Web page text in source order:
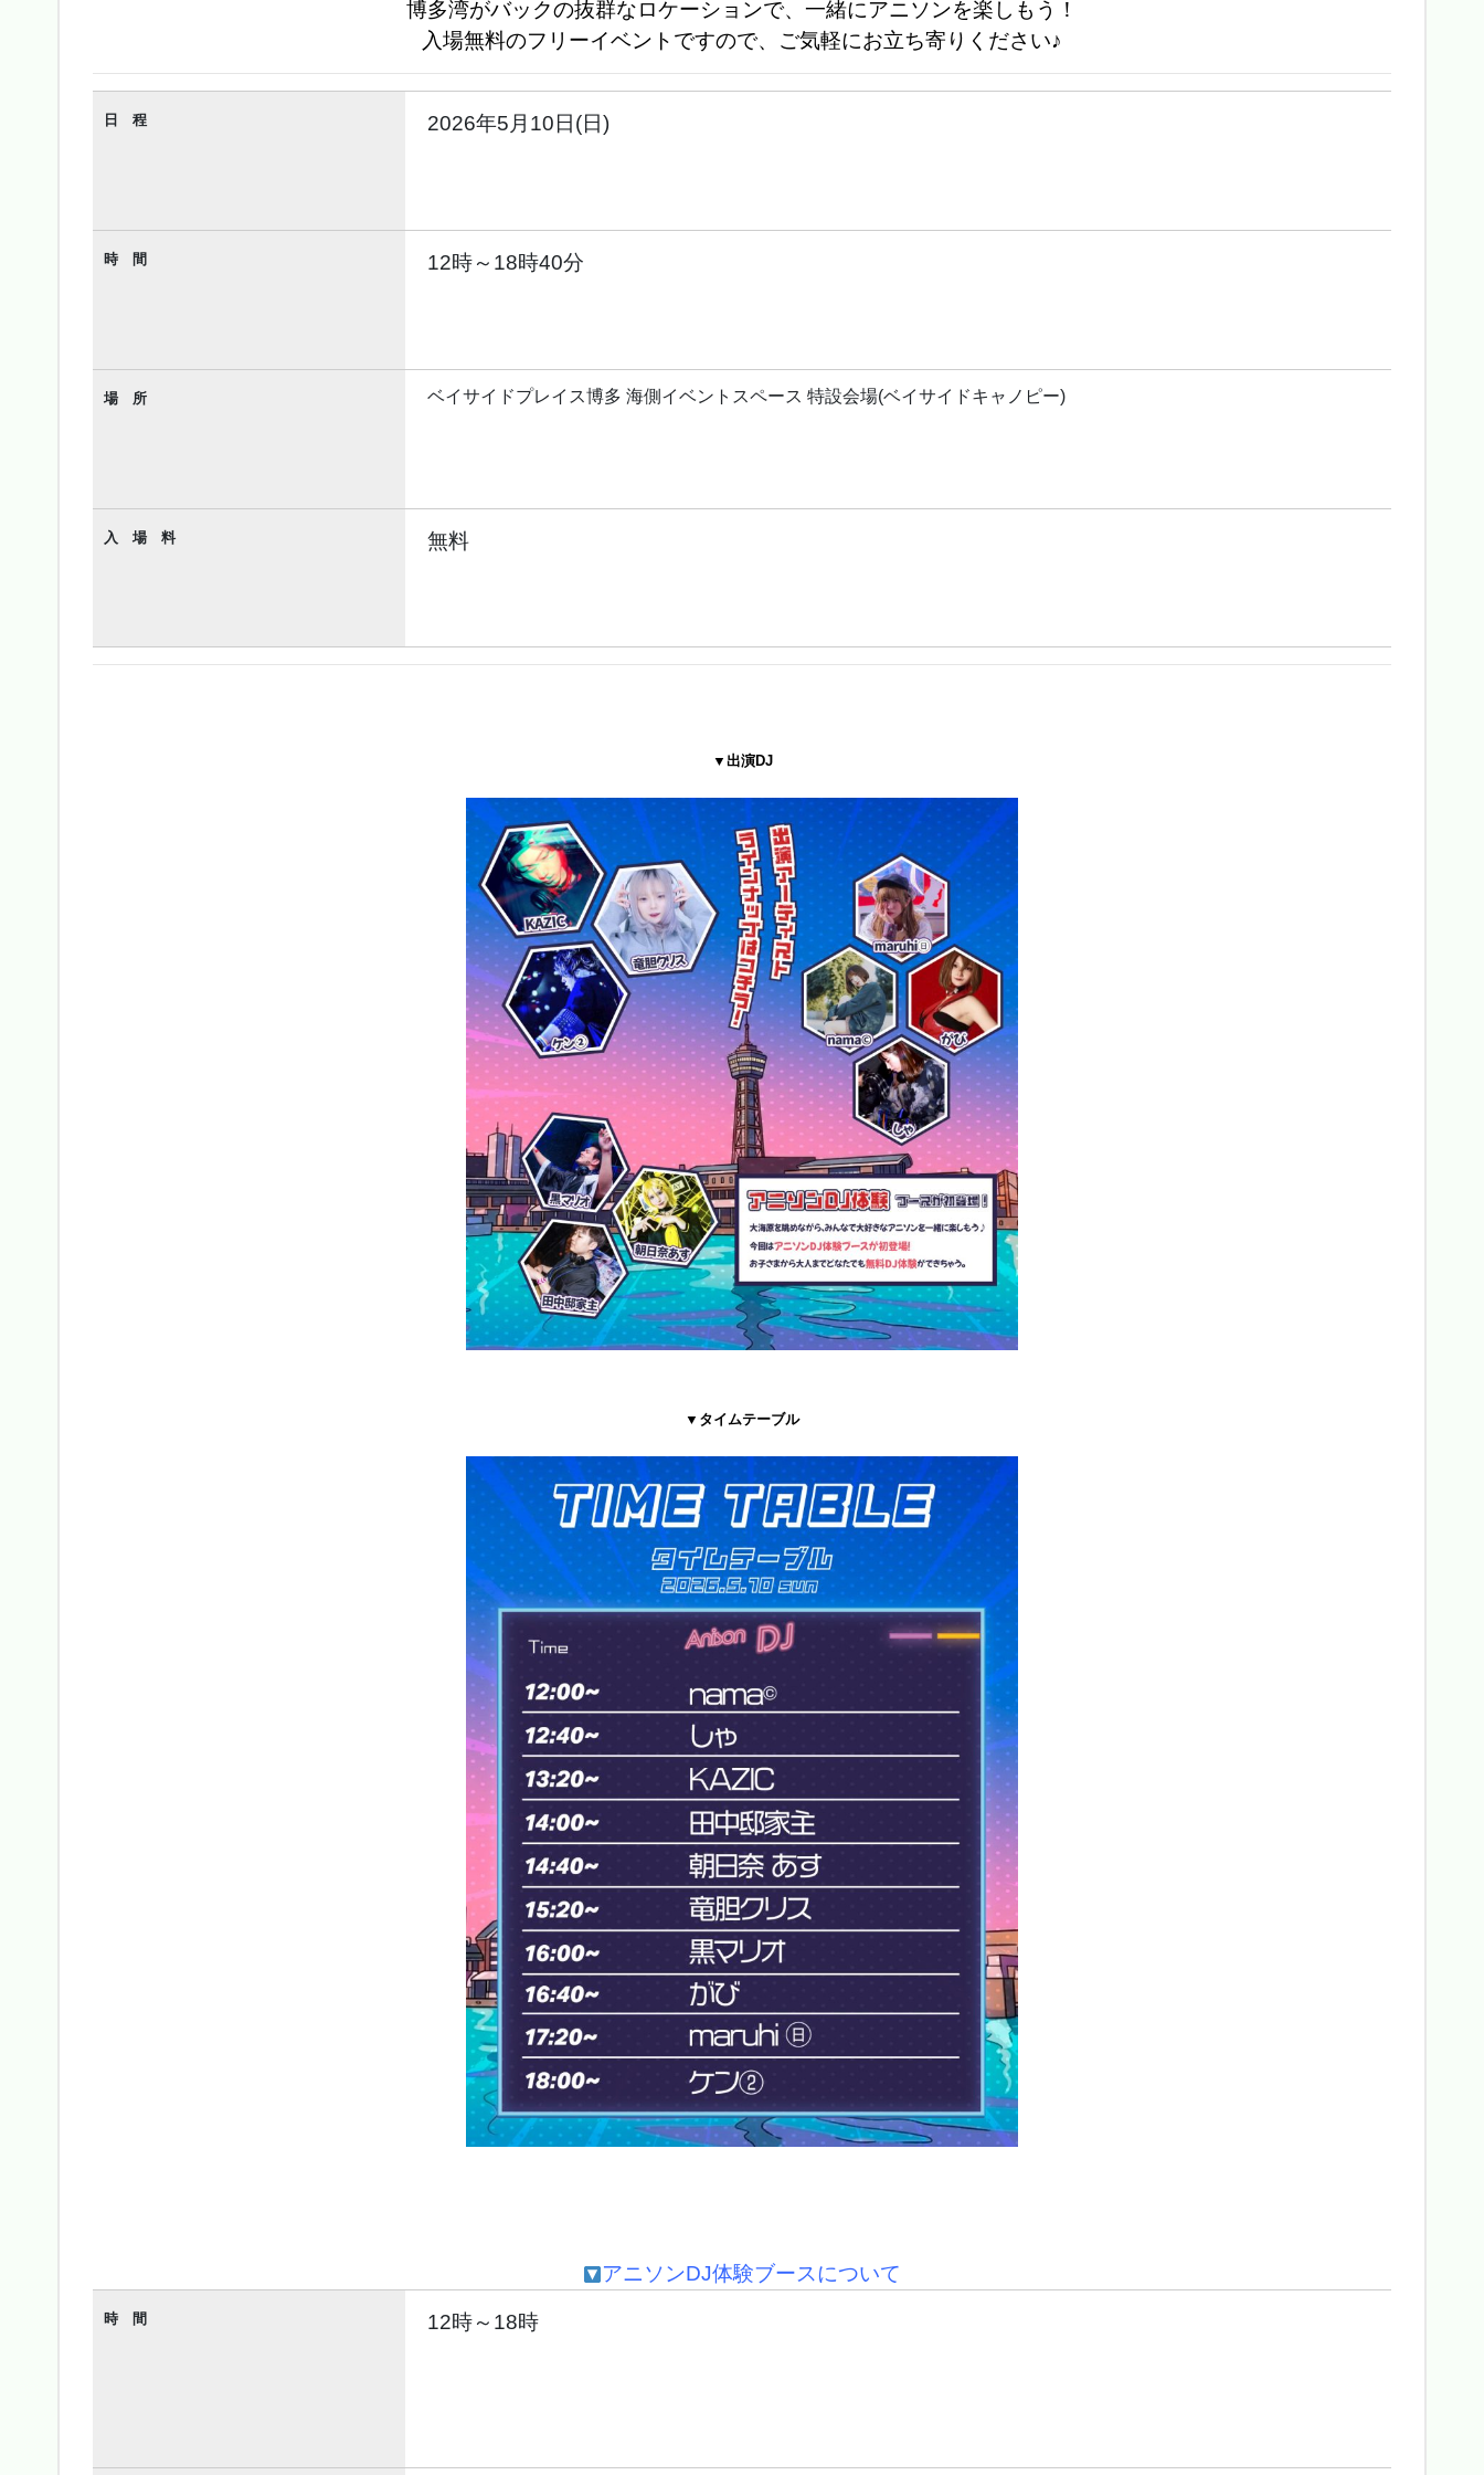
博多湾がバックの抜群なロケーションで、一緒にアニソンを楽しもう！
入場無料のフリーイベントですので、ご気軽にお立ち寄りください♪
日 程 2026年5月10日(日)
時 間 12時～18時40分
場 所 ベイサイドプレイス博多 海側イベントスペース 特設会場(ベイサイドキャノピー)
入 場 料 無料
▼出演DJ
▼タイムテーブル
アニソンDJ体験ブースについて
時 間 12時～18時